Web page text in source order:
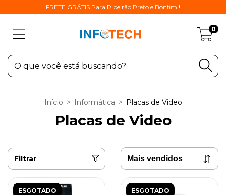
FRETE GRÁTIS Para Ribeirão Preto e Bonfim!!
0
Início > Informática > Placas de Video
Placas de Video
Filtrar
ESGOTADO ESGOTADO